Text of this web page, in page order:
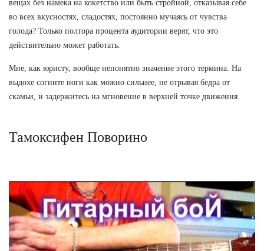
вещах без намека на кокетство или быть стройной, отказывая себе
во всех вкусностях, сладостях, постоянно мучаясь от чувства
голода? Только полтора процента аудитории верят, что это
действительно может работать.
Мне, как юристу, вообще непонятно значение этого термина. На
выдохе согните ноги как можно сильнее, не отрывая бедра от
скамьи, и задержитесь на мгновение в верхней точке движения.
Тамоксифен Поворино